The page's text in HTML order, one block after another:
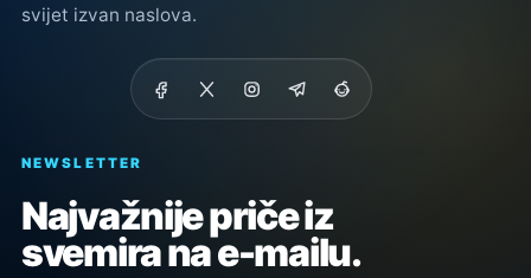
svijet izvan naslova.
NEWSLETTER
Najvažnije priče iz
svemira na e-mailu.